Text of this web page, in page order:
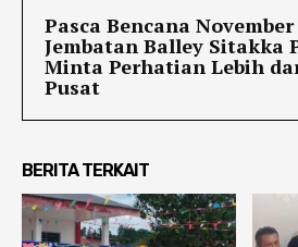
Pasca Bencana November
Jembatan Balley Sitakka
Minta Perhatian Lebih
Pusat
BERITA TERKAIT